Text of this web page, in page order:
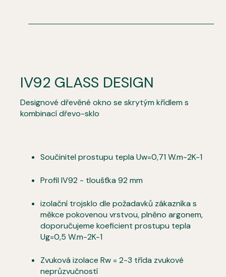
IV92 GLASS DESIGN
Designové dřevěné okno se skrytým křídlem s
kombinací dřevo-sklo
Součinitel prostupu tepla Uw=0,71 W.m-2K-1
Profil IV92 - tloušťka 92 mm
izolační trojsklo dle požadavků zákazníka s
měkce pokovenou vrstvou, plněno argonem,
doporučujeme koeficient prostupu tepla
Ug=0,5 W.m-2K-1
Zvuková izolace Rw = 2-3 třída zvukové
neprůzvučností